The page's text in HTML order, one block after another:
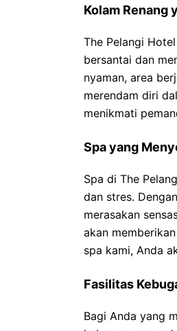
Kolam Renang
The Pelangi
bersantai dan
nyaman, area
merendam diri
menikmati
Spa yang
Spa di The
dan stres.
merasakan
akan
spa kami, Anda
Fasilitas
Bagi Anda yang